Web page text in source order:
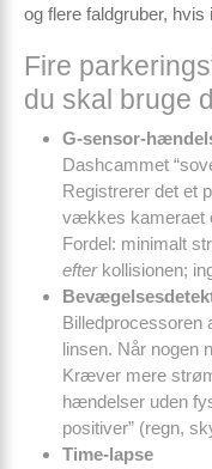
og flere faldgruber,
Fire
du skal bruge
G-sensor-
Dashcammet
Registrerer det et
vækkes kameraet
Fordel: minimalt
efterkollisionen;
Billedprocessoren
linsen. Når nogen
Kræver mere
hændelser uden
positiver” (regn,
Time-lapse